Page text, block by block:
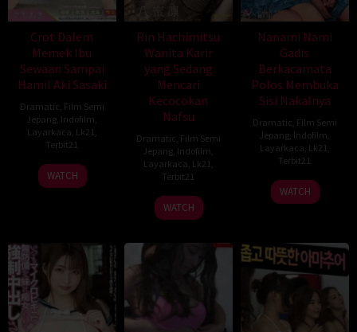
Crot Dalem
Memek Ibu
Sewaan Sampai
Hamil Aki Sasaki
Dramatic Film Semi
Jepang Indofilm
Layarkaca Lk21
Terbit21
WATCH
Rin Hachimitsu
Wanita Karir
yang Sedang
Mencari
Kecocokan
Nafsu
Dramatic Film Semi
Jepang Indofilm
Layarkaca Lk21
Terbit21
WATCH
Nanami Nami
Gadis
Berkacamata
Polos Membuka
Sisi Nakalnya
Dramatic Film Semi
Jepang Indofilm
Layarkaca Lk21
Terbit21
WATCH